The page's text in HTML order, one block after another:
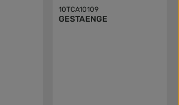
10TCA10109
GESTAENGE